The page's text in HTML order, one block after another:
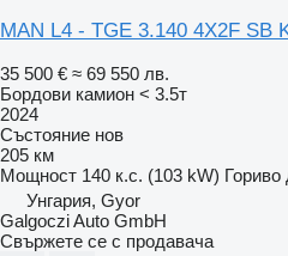
MAN L4 - TGE 3.140 4X2F SB
35 500 € ≈ 69 550 лв.
Бордови камион < 3.5т
2024
Състояние нов
205 км
Мощност 140 к.с. (103 kW) Гориво
Унгария, Gyor
Galgoczi Auto GmbH
Свържете се с продавача